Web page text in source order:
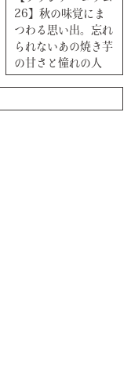
26】秋の味覚にま
つわる思い出。忘れ
られないあの焼き芋
の甘さと憧れの人